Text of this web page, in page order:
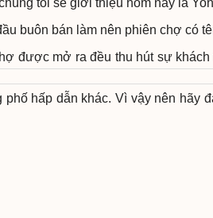
tôi sẽ giới thiệu hôm nay là
buôn bán làm nên phiên chợ có
được mở ra đều thu hút sự
hấp dẫn khác. Vì vậy nên hãy